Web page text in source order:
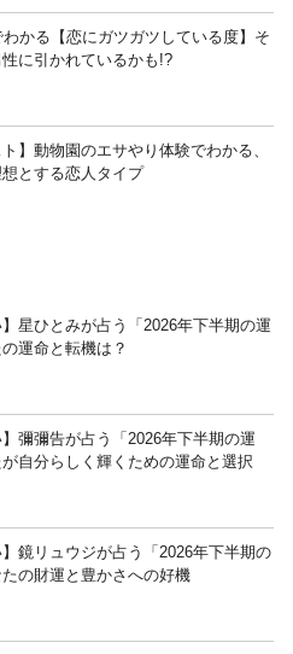
わかる【恋にガツガツしている度】そ
に引かれているかも!?
ト】動物園のエサやり体験でわかる、
とする恋人タイプ
】星ひとみが占う「2026年下半期の運
運命と転機は？
】彌彌告が占う「2026年下半期の運
自分らしく輝くための運命と選択
】鏡リュウジが占う「2026年下半期の
の財運と豊かさへの好機